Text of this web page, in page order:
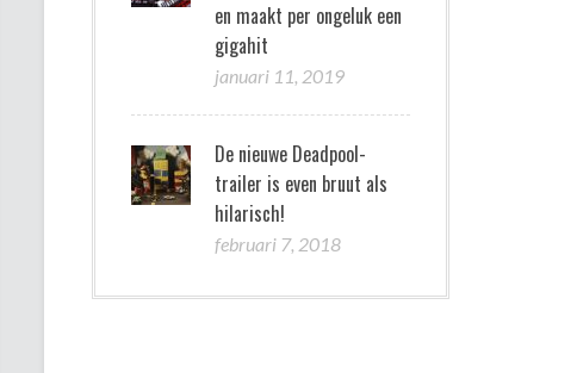
en maakt per ongeluk een
gigahit
januari 11, 2019
De nieuwe Deadpool-
trailer is even bruut als
hilarisch!
februari 7, 2018